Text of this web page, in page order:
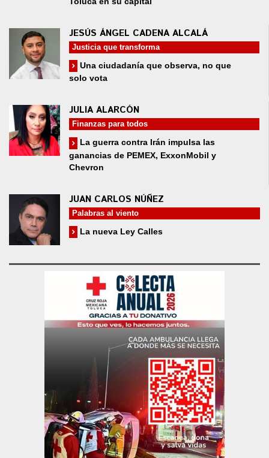
JESÚS ÁNGEL CADENA ALCALÁ
Justicia que transforma
Una ciudadanía que observa, no que
solo vota
JULIA ALARCÓN
Finanzas para todos
La guerra contra Irán impulsa las
ganancias de PEMEX, ExxonMobil y
Chevron
JUAN CARLOS NÚÑEZ
Palabras al viento
La nueva Ley Calles